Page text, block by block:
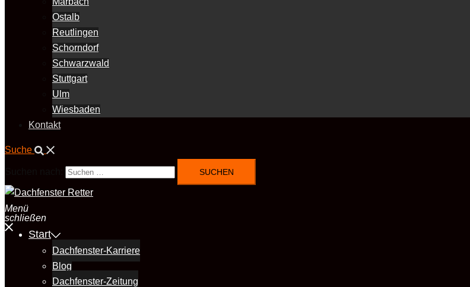
Ostalb
Reutlingen
Schorndorf
Schwarzwald
Stuttgart
Ulm
Wiesbaden
Kontakt
Suche
Menü
schließen
Start
Dachfenster-Karriere
Blog
Dachfenster-Zeitung